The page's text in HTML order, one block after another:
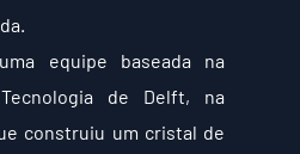
equipe baseada na
de Delft, na
construiu um cristal de